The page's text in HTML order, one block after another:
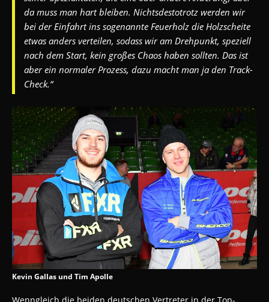
da muss man hart bleiben. Nichtsdestotrotz werden wir
bei der Einfahrt ins sogenannte Feuerholz die Holzscheite
etwas anders verteilen, sodass wir am Drehpunkt, speziell
nach dem Start, kein großes Chaos haben sollten. Das ist
aber ein normaler Prozess, dazu macht man ja den Track-
Check.“
Kevin Gallas und Tim Apolle